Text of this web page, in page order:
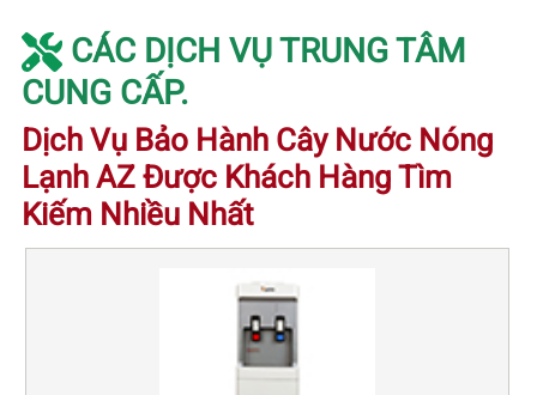
CÁC DỊCH VỤ TRUNG TÂM
CUNG CẤP.
Dịch Vụ Bảo Hành Cây Nước Nóng
Lạnh AZ Được Khách Hàng Tìm
Kiếm Nhiều Nhất